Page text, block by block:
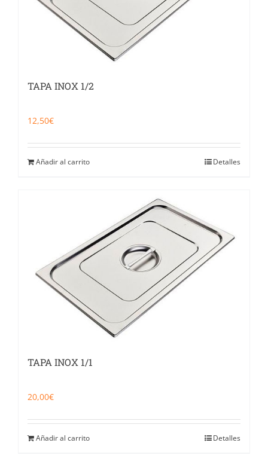
TAPA INOX 1/2
12,50€
Añadir al carrito Detalles
TAPA INOX 1/1
20,00€
Añadir al carrito Detalles